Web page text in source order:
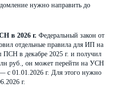
нужно направить до
в 2026 г. Федеральный закон от
отдельные правила для ИП на
в декабре 2025 г. и получил
руб., он может перейти на УСН
01.01.2026 г. Для этого нужно
г.